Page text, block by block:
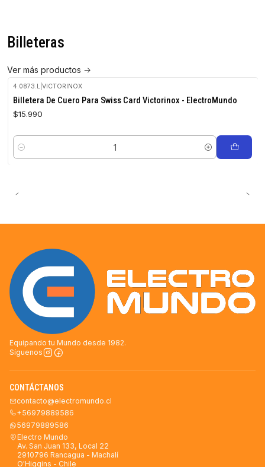
Billeteras
Ver más productos
4.0873.L| VICTORINOX
Billetera De Cuero Para Swiss Card Victorinox - ElectroMundo
$15.990
Cantidad
Equipando tu Mundo desde 1982.
Síguenos
CONTÁCTANOS
contacto@electromundo.cl
+56979889586
56979889586
Electro Mundo
Av. San Juan 133, Local 22
2910796 Rancagua - Machalí
O'Higgins - Chile